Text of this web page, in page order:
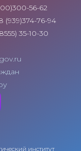
56-62
76-94
35-10-30
институт